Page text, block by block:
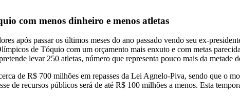
com menos dinheiro e menos atletas
após passar os últimos meses do ano passado vendo seu ex-
de Tóquio com um orçamento mais enxuto e com metas
levar 250 atletas, número que representa pouco mais da metade
de R$ 700 milhões em repasses da Lei Agnelo-Piva, sendo que o
de recursos públicos será de até R$ 100 milhões a menos. Esta